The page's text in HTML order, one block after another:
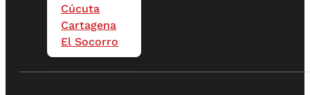
Cúcuta
Cartagena
El Socorro